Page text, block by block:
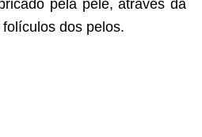
pela pele, através da
dos pelos.